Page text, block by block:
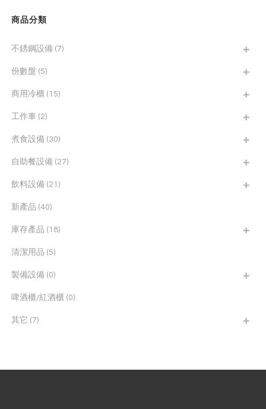
商品分類
不銹鋼設備 (7)
份數盤 (5)
商用冷櫃 (15)
工作車 (2)
煮食設備 (30)
自助餐設備 (27)
飲料設備 (21)
新產品 (40)
庫存產品 (18)
清潔用品 (5)
製備設備 (0)
啤酒櫃/紅酒櫃 (0)
其它 (7)